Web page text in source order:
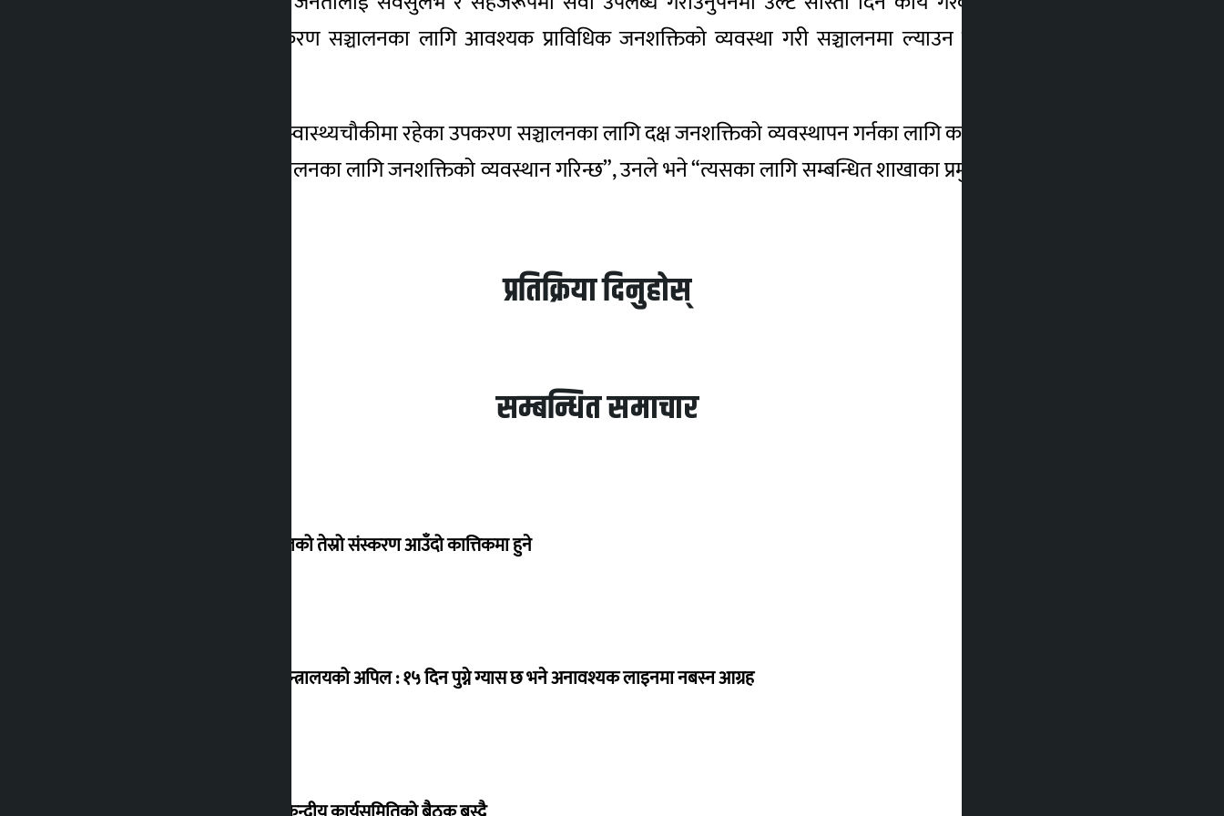
स्वास्थ्यचौकीमा रहेका उपकरण सञ्चालनका लागि आवश्यक प्राविधिक जनशक्तिको व्यवस्था गरी सञ्चालनमा ल्याउन नगरपालिकाले काम अगाडि
नगरप्रमुख दिलबहादुर ऐरले स्वास्थ्यचौकीमा रहेका उपकरण सञ्चालनका लागि दक्ष जनशक्तिको व्यवस्थापन गर्नका लागि कटिबद्ध रहेको जानकारीदिए ।
“केही दिनभित्रै उपकरण सञ्चालनका लागि जनशक्तिको व्यवस्थान गरिन्छ”, उनले भने “त्यसका लागि सम्बन्धित शाखाका प्रमुखसँग छलफल गरी समस्या
प्रतिक्रिया दिनुहोस्
सम्बन्धित समाचार
एनपीएलको तेस्रो संस्करण आउँदो कात्तिकमा हुने
उद्योग मन्त्रालयको अपिल : १५ दिन पुग्ने ग्यास छ भने अनावश्यक लाइनमा नबस्न आग्रह